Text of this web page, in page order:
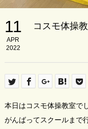
11
APR
2022
コスモ体操
本日はコスモ体操教室で
がんばってスクールまで